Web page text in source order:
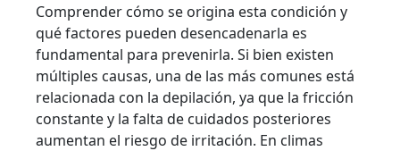
Comprender cómo se origina esta condición y
qué factores pueden desencadenarla es
fundamental para prevenirla. Si bien existen
múltiples causas, una de las más comunes está
relacionada con la depilación, ya que la fricción
constante y la falta de cuidados posteriores
aumentan el riesgo de irritación. En climas